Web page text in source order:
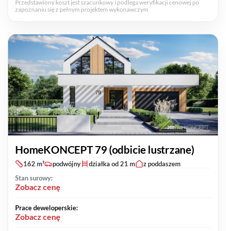
Przedstawiony koszt jest szacunkowy i podlega weryfikacji cenowej po
zapoznaniu się z pełnym projektem wykonawczym
HomeKONCEPT 79 (odbicie lustrzane)
162 m² podwójny działka od 21 m
z poddaszem
Stan surowy:
Zobacz cenę
Prace deweloperskie:
Zobacz cenę